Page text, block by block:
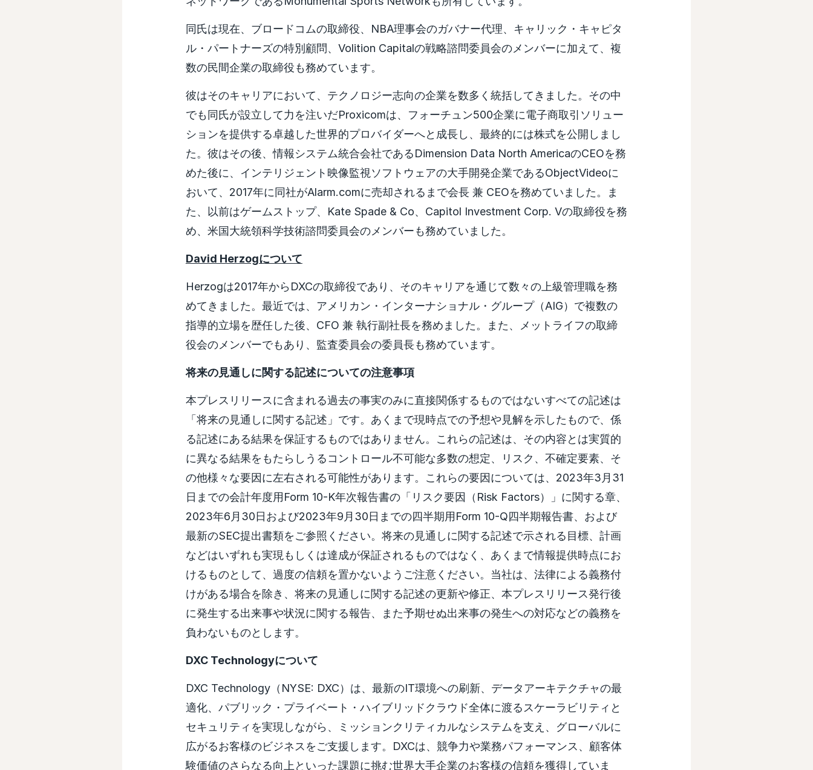
同氏は現在、ブロードコムの取締役、NBA理事会のガバナー代理、キャリック・キャピタ
ル・パートナーズの特別顧問、Volition Capitalの戦略諮問委員会のメンバーに加えて、複
数の民間企業の取締役も務めています。
彼はそのキャリアにおいて、テクノロジー志向の企業を数多く統括してきました。その中
でも同氏が設立して力を注いだProxicomは、フォーチュン500企業に電子商取引ソリュー
ションを提供する卓越した世界的プロバイダーへと成長し、最終的には株式を公開しまし
た。彼はその後、情報システム統合会社であるDimension Data North AmericaのCEOを務
めた後に、インテリジェント映像監視ソフトウェアの大手開発企業であるObjectVideoに
おいて、2017年に同社がAlarm.comに売却されるまで会長 兼 CEOを務めていました。ま
た、以前はゲームストップ、Kate Spade & Co、Capitol Investment Corp. Vの取締役を務
め、米国大統領科学技術諮問委員会のメンバーも務めていました。
David Herzogについて
Herzogは2017年からDXCの取締役であり、そのキャリアを通じて数々の上級管理職を務
めてきました。最近では、アメリカン・インターナショナル・グループ（AIG）で複数の
指導的立場を歴任した後、CFO 兼 執行副社長を務めました。また、メットライフの取締
役会のメンバーでもあり、監査委員会の委員長も務めています。
将来の見通しに関する記述についての注意事項
本プレスリリースに含まれる過去の事実のみに直接関係するものではないすべての記述は
「将来の見通しに関する記述」です。あくまで現時点での予想や見解を示したもので、係
る記述にある結果を保証するものではありません。これらの記述は、その内容とは実質的
に異なる結果をもたらしうるコントロール不可能な多数の想定、リスク、不確定要素、そ
の他様々な要因に左右される可能性があります。これらの要因については、2023年3月31
日までの会計年度用Form 10-K年次報告書の「リスク要因（Risk Factors）」に関する章、
2023年6月30日および2023年9月30日までの四半期用Form 10-Q四半期報告書、および
最新のSEC提出書類をご参照ください。将来の見通しに関する記述で示される目標、計画
などはいずれも実現もしくは達成が保証されるものではなく、あくまで情報提供時点にお
けるものとして、過度の信頼を置かないようご注意ください。当社は、法律による義務付
けがある場合を除き、将来の見通しに関する記述の更新や修正、本プレスリリース発行後
に発生する出来事や状況に関する報告、また予期せぬ出来事の発生への対応などの義務を
負わないものとします。
DXC Technologyについて
DXC Technology（NYSE: DXC）は、最新のIT環境への刷新、データアーキテクチャの最
適化、パブリック・プライベート・ハイブリッドクラウド全体に渡るスケーラビリティと
セキュリティを実現しながら、ミッションクリティカルなシステムを支え、グローバルに
広がるお客様のビジネスをご支援します。DXCは、競争力や業務パフォーマンス、顧客体
験価値のさらなる向上といった課題に挑む世界大手企業のお客様の信頼を獲得していま